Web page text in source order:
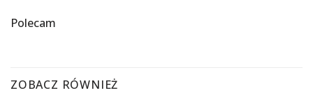
Polecam
ZOBACZ RÓWNIEŻ